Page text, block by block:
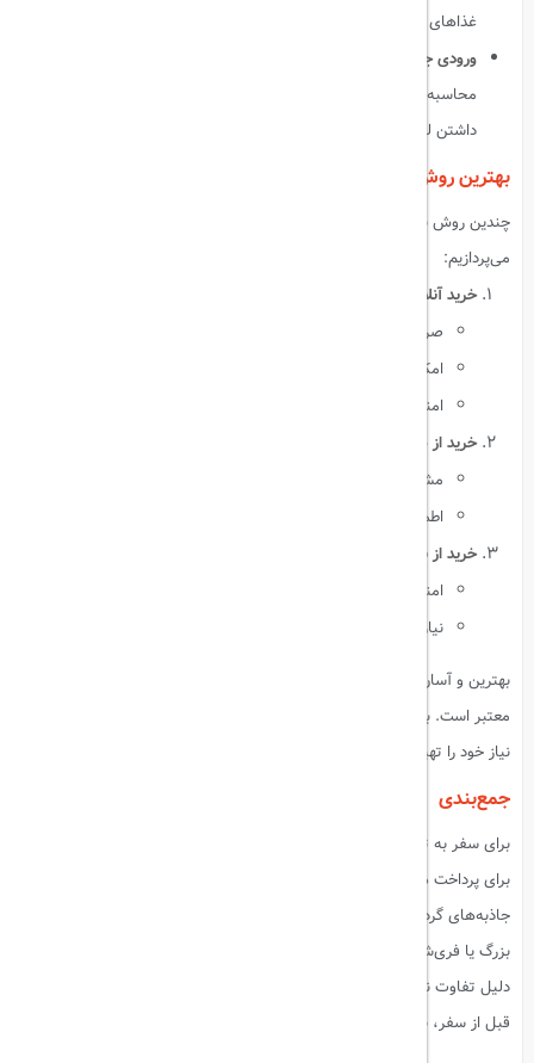
غذاهای محلی، لیر همراه داشتن ضروری است.
ورودی جاذبه‌های گردشگری:
محاسبه می‌شود و پرداخت با دلار می‌تواند گران‌تر تمام شود. همراه
داشتن لیر گزینه بهتری خواهد بود.
بهترین روش خرید لیر ترکیه
چندین روش برای خرید لیر ترکیه وجود دارد که در ادامه به بررسی آن‌ها
می‌پردازیم:
خرید آنلاین لیر:
صرفه‌جویی در زمان و انرژی
امکان مقایسه نرخ‌ها
امنیت بالا با تحویل درب منزل
خرید از صرافی‌های معتبر:
مشاوره حضوری
اطمینان از اصالت لیر
خرید از بانک‌ها:
امنیت بالا
نیاز به ارائه پاسپورت برای تبدیل چک‌های مسافرتی
بهترین و آسان‌ترین روش برای خرید لیر ترکیه، استفاده از سامانه‌های آنلاین
معتبر است. با توجه به نوسانات نرخ ارز، توصیه می‌شود پیش از سفر لیر مورد
نیاز خود را تهیه کنید.
جمع‌بندی
برای سفر به ترکیه، همراه داشتن لیر در بیشتر موارد به‌صرفه‌تر است، خصوصاً
برای پرداخت هزینه‌های روزمره مانند تاکسی، رستوران‌های محلی و بلیت
جاذبه‌های گردشگری. البته در برخی موقعیت‌ها، مانند خرید از فروشگاه‌های
بزرگ یا فری‌شاپ‌های فرودگاه، می‌توانید از دلار استفاده کنید. با این حال، به
دلیل تفاوت نرخ تبدیل، بهتر است برنامه‌ریزی مالی دقیقی داشته باشید و
قبل از سفر، به میزان کافی لیر تهیه کنید.